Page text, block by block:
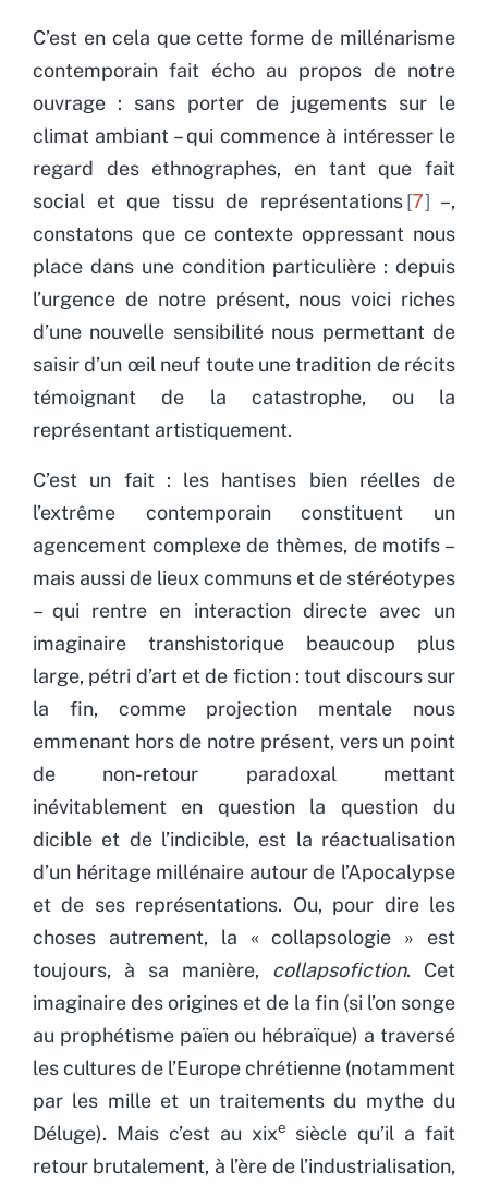
C’est en cela que cette forme de millénarisme
contemporain fait écho au propos de notre
ouvrage : sans porter de jugements sur le
climat ambiant – qui commence à intéresser le
regard des ethnographes, en tant que fait
social et que tissu de représentations 7
–,
constatons que ce contexte oppressant nous
place dans une condition particulière : depuis
l’urgence de notre présent, nous voici riches
d’une nouvelle sensibilité nous permettant de
saisir d’un œil neuf toute une tradition de récits
témoignant de la catastrophe, ou la
représentant artistiquement.
C’est un fait : les hantises bien réelles de
l’extrême contemporain constituent un
agencement complexe de thèmes, de motifs –
mais aussi de lieux communs et de stéréotypes
– qui rentre en interaction directe avec un
imaginaire transhistorique beaucoup plus
large, pétri d’art et de fiction : tout discours sur
la fin, comme projection mentale nous
emmenant hors de notre présent, vers un point
de non-retour paradoxal mettant
inévitablement en question la question du
dicible et de l’indicible, est la réactualisation
d’un héritage millénaire autour de l’Apocalypse
et de ses représentations. Ou, pour dire les
choses autrement, la « collapsologie » est
toujours, à sa manière, collapsofiction. Cet
imaginaire des origines et de la fin (si l’on songe
au prophétisme païen ou hébraïque) a traversé
les cultures de l’Europe chrétienne (notamment
par les mille et un traitements du mythe du
Déluge). Mais c’est au xixe
siècle qu’il a fait
retour brutalement, à l’ère de l’industrialisation,